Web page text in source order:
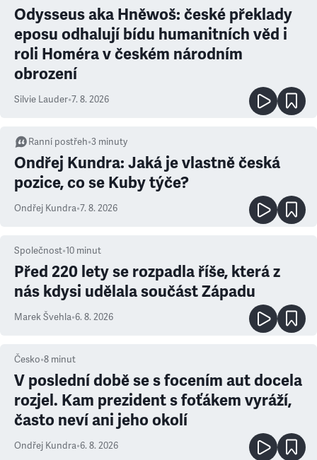
Odysseus aka Hněwoš: české překlady
eposu odhalují bídu humanitních věd i
roli Homéra v českém národním
obrození
Silvie Lauder•7. 8. 2026
Ranní postřeh•3 minuty
Ondřej Kundra: Jaká je vlastně česká
pozice, co se Kuby týče?
Ondřej Kundra•7. 8. 2026
Společnost•10 minut
Před 220 lety se rozpadla říše, která z
nás kdysi udělala součást Západu
Marek Švehla•6. 8. 2026
Česko•8 minut
V poslední době se s focením aut docela
rozjel. Kam prezident s foťákem vyráží,
často neví ani jeho okolí
Ondřej Kundra•6. 8. 2026